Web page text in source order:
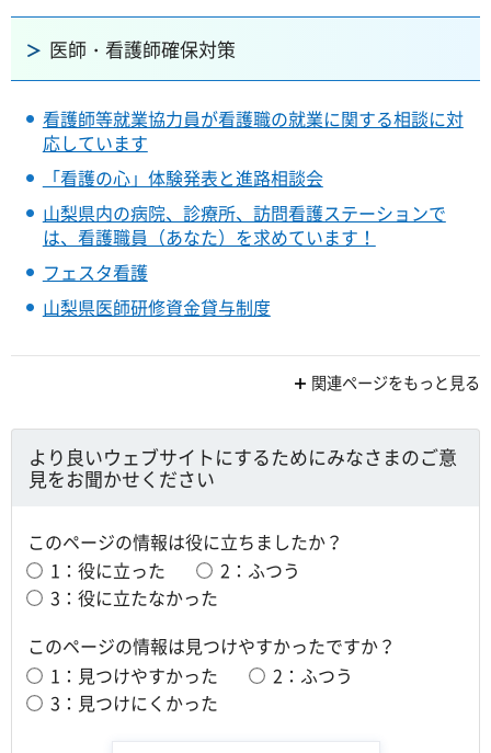
医師・看護師確保対策
看護師等就業協力員が看護職の就業に関する相談に対
応しています
「看護の心」体験発表と進路相談会
山梨県内の病院、診療所、訪問看護ステーションで
は、看護職員（あなた）を求めています！
フェスタ看護
山梨県医師研修資金貸与制度
関連ページをもっと見る
より良いウェブサイトにするためにみなさまのご意
見をお聞かせください
このページの情報は役に立ちましたか？
1：役に立った
2：ふつう
3：役に立たなかった
このページの情報は見つけやすかったですか？
1：見つけやすかった
2：ふつう
3：見つけにくかった